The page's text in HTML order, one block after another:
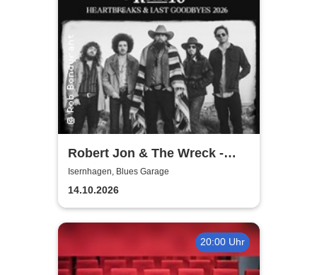
Robert Jon & The Wreck -
Heartbreaks & Last Goodbyes
- Tour 2026
Isernhagen, Blues Garage
14.10.2026
20:00 Uhr